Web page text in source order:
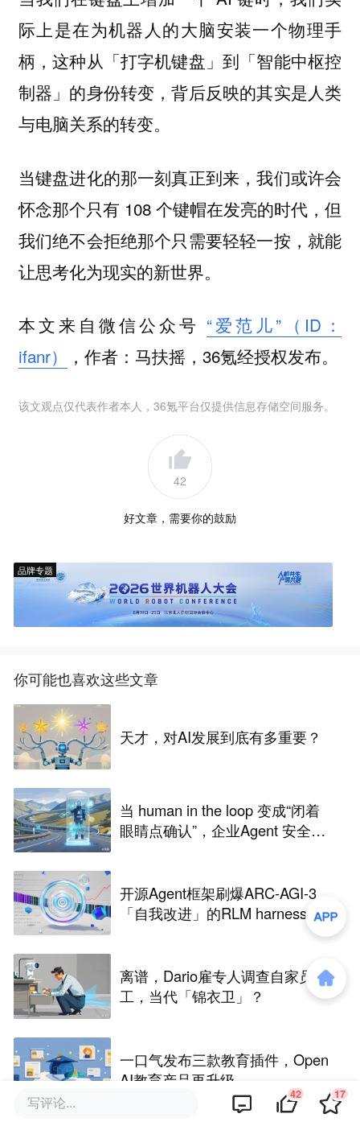
际上是在为机器人的大脑安装一个物理手
柄，这种从「打字机键盘」到「智能中枢控
制器」的身份转变，背后反映的其实是人类
与电脑关系的转变。
当键盘进化的那一刻真正到来，我们或许会
怀念那个只有 108 个键帽在发亮的时代，但
我们绝不会拒绝那个只需要轻轻一按，就能
让思考化为现实的新世界。
本文来自微信公众号 “爱范儿”（ID：
ifanr）
，作者：马扶摇，36氪经授权发布。
该文观点仅代表作者本人，36氪平台仅提供信息存储空间服务。
42
好文章，需要你的鼓励
品牌专题
你可能也喜欢这些文章
天才，对AI发展到底有多重要？
当 human in the loop 变成“闭着
眼睛点确认”，企业Agent 安全还
开源Agent框架刷爆ARC-AGI-3，
「自我改进」的RLM harness引
离谱，Dario雇专人调查自家员
工，当代「锦衣卫」？
一口气发布三款教育插件，Open
AI教育产品再升级
写评论... 42 17